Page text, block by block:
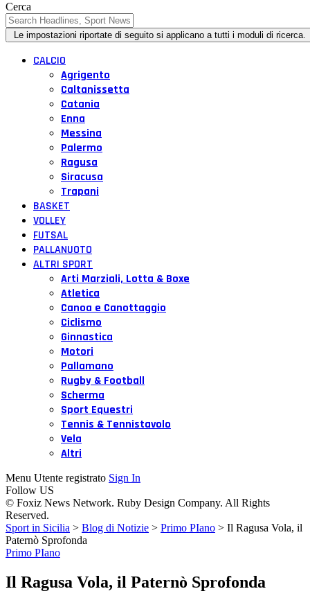
Cerca
CALCIO
Agrigento
Caltanissetta
Catania
Enna
Messina
Palermo
Ragusa
Siracusa
Trapani
BASKET
VOLLEY
FUTSAL
PALLANUOTO
ALTRI SPORT
Arti Marziali, Lotta & Boxe
Atletica
Canoa e Canottaggio
Ciclismo
Ginnastica
Motori
Pallamano
Rugby & Football
Scherma
Sport Equestri
Tennis & Tennistavolo
Vela
Altri
Menu Utente registrato Sign In
Follow US
© Foxiz News Network. Ruby Design Company. All Rights
Reserved.
Sport in Sicilia > Blog di Notizie > Primo PIano > Il Ragusa Vola, il
Paternò Sprofonda
Primo PIano
Il Ragusa Vola, il Paternò Sprofonda